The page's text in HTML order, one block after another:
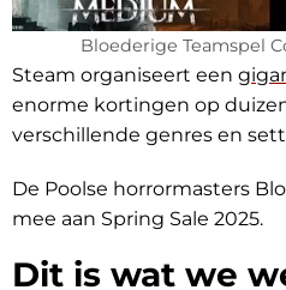
Bloederige Teamspel
Steam organiseert een
enorme kortingen op
verschillende genres en
De Poolse horrormasters
mee aan Spring Sale 2025.
Dit is wat we